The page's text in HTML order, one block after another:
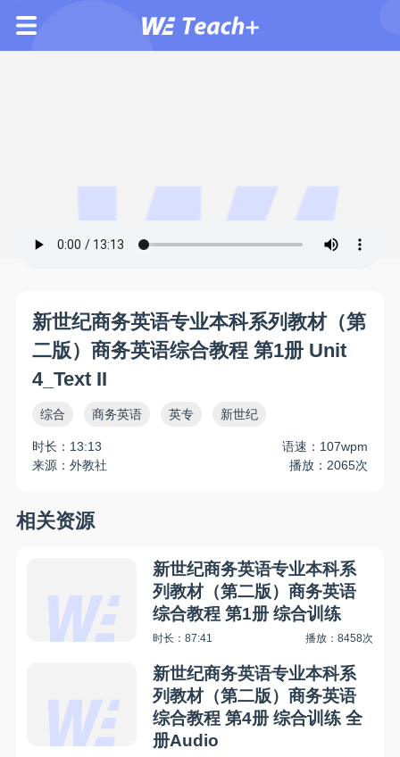
新世纪商务英语专业本科系列教材（第
二版）商务英语综合教程 第1册 Unit
4_Text II
综合 商务英语 英专 新世纪
时长：13:13
语速：107wpm
来源：外教社
播放：2065次
相关资源
新世纪商务英语专业本科系
列教材（第二版）商务英语
综合教程 第1册 综合训练
时长：87:41 播放：8458次
新世纪商务英语专业本科系
列教材（第二版）商务英语
综合教程 第4册 综合训练 全
册Audio